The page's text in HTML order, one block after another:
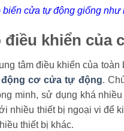
biến cửa tự động giống như
điều khiển của
tâm điều khiển của
động cơ cửa tự động.
minh, sử dụng khá
nhiều thiết bị ngoại vi để
thiết bị khác.